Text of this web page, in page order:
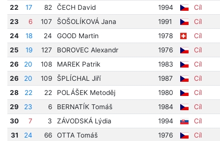
22
17 82 ČECH David 1994
Cíl
23
6 107 ŠOŠOLÍKOVÁ Jana 1991
Cíl
24
18 24 GOOD Martin 1978
Cíl
25
19 127 BOROVEC Alexandr 1976
Cíl
26
20 108 MAREK Patrik 1983
Cíl
26
20 109 ŠPLÍCHAL Jiří 1987
Cíl
28
22 22 POLÁŠEK Metoděj 1980
Cíl
29
23 6 BERNATÍK Tomáš 1984
Cíl
30
7 3 ZÁVODSKÁ Lýdia 1994
Cíl
31
24 66 OTTA Tomáš 1976
Cíl